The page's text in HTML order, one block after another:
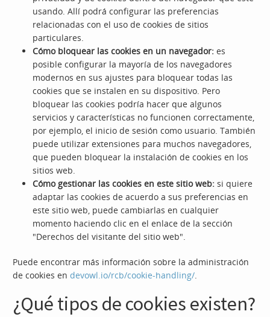
usando. Allí podrá configurar las preferencias
relacionadas con el uso de cookies de sitios
particulares.
Cómo bloquear las cookies en un navegador: es
posible configurar la mayoría de los navegadores
modernos en sus ajustes para bloquear todas las
cookies que se instalen en su dispositivo. Pero
bloquear las cookies podría hacer que algunos
servicios y características no funcionen correctamente,
por ejemplo, el inicio de sesión como usuario. También
puede utilizar extensiones para muchos navegadores,
que pueden bloquear la instalación de cookies en los
sitios web.
Cómo gestionar las cookies en este sitio web: si quiere
adaptar las cookies de acuerdo a sus preferencias en
este sitio web, puede cambiarlas en cualquier
momento haciendo clic en el enlace de la sección
"Derechos del visitante del sitio web".
Puede encontrar más información sobre la administración
de cookies endevowl.io/rcb/cookie-handling/.
¿Qué tipos de cookies existen?